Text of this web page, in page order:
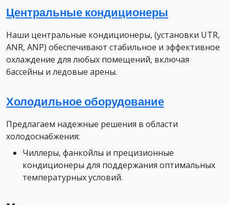
Центральные кондиционеры
Наши центральные кондиционеры, (установки UTR,
ANR, ANP) обеспечивают стабильное и эффективное
охлаждение для любых помещений, включая
бассейны и ледовые арены.
Холодильное оборудование
Предлагаем надежные решения в области
холодоснабжения:
Чиллеры, фанкойлы и прецизионные
кондиционеры для поддержания оптимальных
температурных условий.